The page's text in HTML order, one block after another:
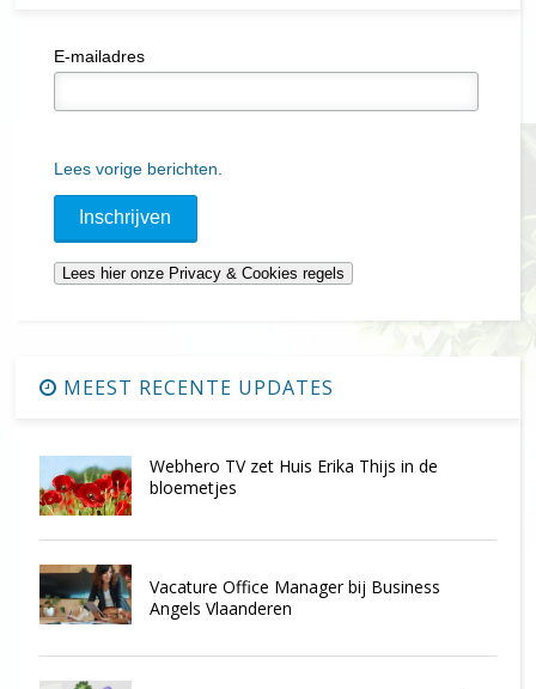
E-mailadres
Lees vorige berichten.
MEEST RECENTE UPDATES
Webhero TV zet Huis Erika Thijs in de
bloemetjes
Vacature Office Manager bij Business
Angels Vlaanderen